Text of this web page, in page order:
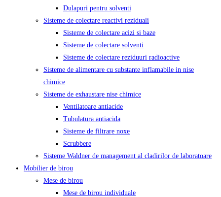
Dulapuri pentru solventi
Sisteme de colectare reactivi reziduali
Sisteme de colectare acizi si baze
Sisteme de colectare solventi
Sisteme de colectare reziduuri radioactive
Sisteme de alimentare cu substante inflamabile in nise
chimice
Sisteme de exhaustare nise chimice
Ventilatoare antiacide
Tubulatura antiacida
Sisteme de filtrare noxe
Scrubbere
Sisteme Waldner de management al cladirilor de laboratoare
Mobilier de birou
Mese de birou
Mese de birou individuale